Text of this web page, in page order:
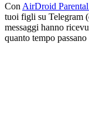
Con AirDroid
tuoi figli su Telegram
messaggi hanno
quanto tempo